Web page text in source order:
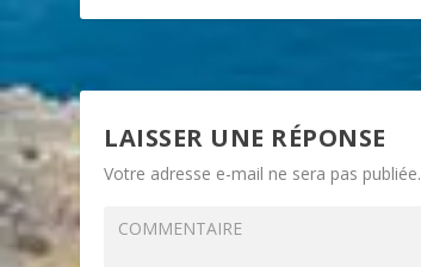
LAISSER UNE RÉPONSE
Votre adresse e-mail ne sera pas publiée.